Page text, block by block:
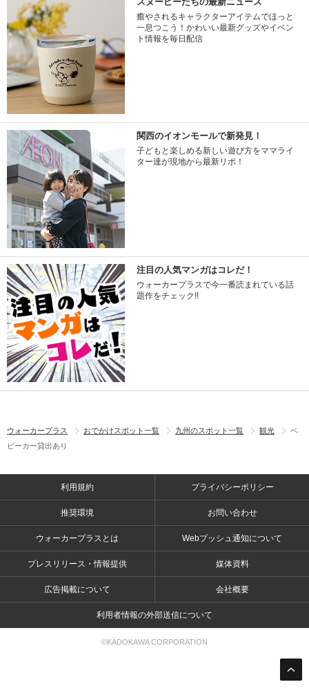
癒やされるキャラクターアイテムでほっと
一息つこう！かわいい最新グッズやイベン
ト情報を毎日配信
関西のイオンモールで新発見！
子どもと楽しめる新しい遊び方をママライ
ター達が現地から最新リポ！
注目の人気マンガはコレだ！
ウォーカープラスで今一番読まれている話
題作をチェック!!
ウォーカープラス おでかけスポット一覧 九州のスポット一覧 観光
ベ
ビーカー貸出あり
利用規約 プライバシーポリシー
推奨環境 お問い合わせ
ウォーカープラスとは Webプッシュ通知について
プレスリリース・情報提供 媒体資料
広告掲載について 会社概要
利用者情報の外部送信について
©KADOKAWA CORPORATION